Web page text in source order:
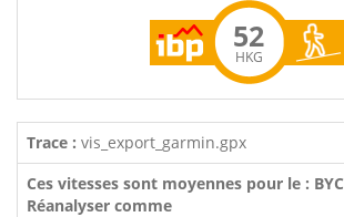
52
HKG
Trace : vis_export_garmin.gpx
Ces vitesses sont moyennes pour le : BYC
Réanalyser comme